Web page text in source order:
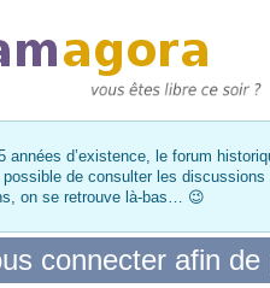
années d’existence, le forum
de consulter les discussions
on se retrouve là-bas… 😉
connecter afin